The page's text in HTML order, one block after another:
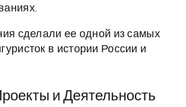
сделали ее одной из самых
в истории России и
и Деятельность